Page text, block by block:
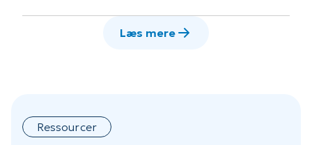
Læs mere
Ressourcer